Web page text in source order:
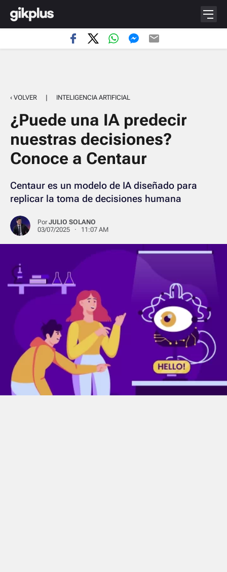
‹ VOLVER | INTELIGENCIA ARTIFICIAL
¿Puede una IA predecir
nuestras decisiones?
Conoce a Centaur
Centaur es un modelo de IA diseñado para
replicar la toma de decisiones humana
PorJULIO SOLANO
03/07/2025 · 11:07 AM